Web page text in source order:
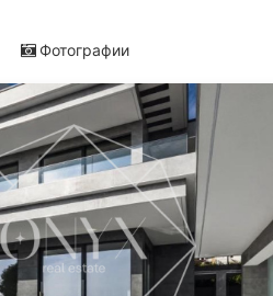
Фотографии